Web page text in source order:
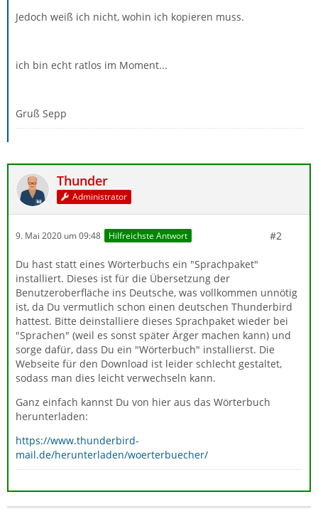
Jedoch weiß ich nicht, wohin ich kopieren muss.
ich bin echt ratlos im Moment...
Gruß Sepp
Thunder
Administrator
9. Mai 2020 um 09:48 Hilfreichste Antwort #2
Du hast statt eines Wörterbuchs ein "Sprachpaket"
installiert. Dieses ist für die Übersetzung der
Benutzeroberfläche ins Deutsche, was vollkommen unnötig
ist, da Du vermutlich schon einen deutschen Thunderbird
hattest. Bitte deinstalliere dieses Sprachpaket wieder bei
"Sprachen" (weil es sonst später Ärger machen kann) und
sorge dafür, dass Du ein "Wörterbuch" installierst. Die
Webseite für den Download ist leider schlecht gestaltet,
sodass man dies leicht verwechseln kann.
Ganz einfach kannst Du von hier aus das Wörterbuch
herunterladen:
https://www.thunderbird-
mail.de/herunterladen/woerterbuecher/